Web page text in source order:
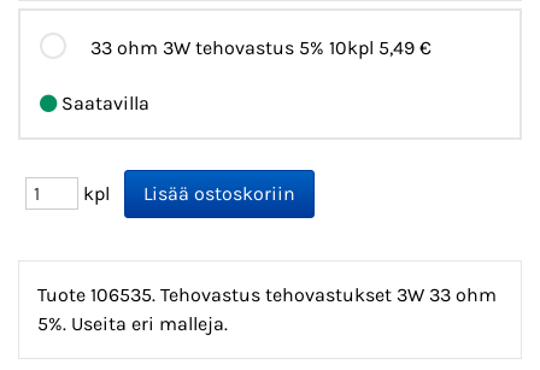
33 ohm 3W tehovastus 5% 10kpl 5,49 €
Saatavilla
kpl
Tuote 106535. Tehovastus tehovastukset 3W 33 ohm
5%. Useita eri malleja.